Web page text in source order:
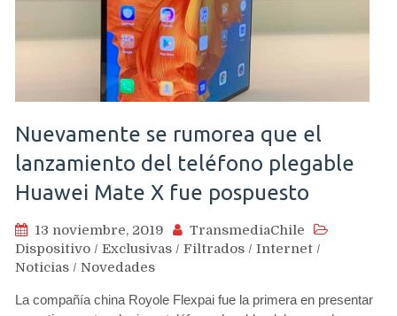
Nuevamente se rumorea que el
lanzamiento del teléfono plegable
Huawei Mate X fue pospuesto
13 noviembre, 2019
TransmediaChile
Dispositivo / Exclusivas / Filtrados / Internet /
Noticias / Novedades
La compañía china Royole Flexpai fue la primera en presentar